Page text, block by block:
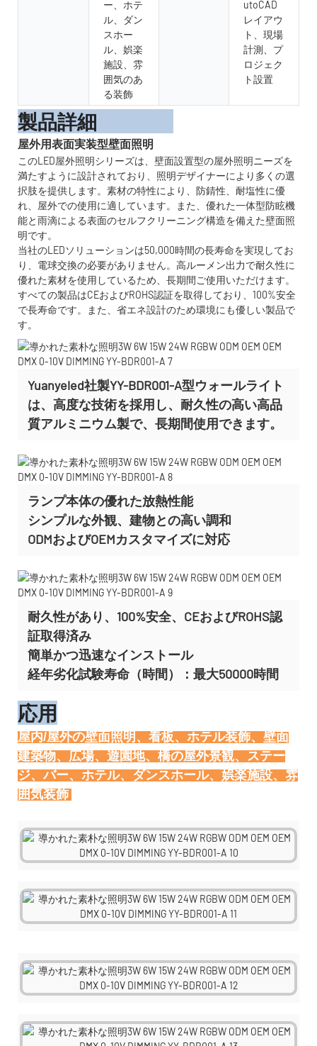
ー、ホテ
ル、ダン
スホー
ル、娯楽
施設、雰
囲気のあ
る装飾
utoCAD
レイアウ
ト、現場
計測、プ
ロジェク
ト設置
製品詳細
屋外用表面実装型壁面照明
このLED屋外照明シリーズは、壁面設置型の屋外照明ニーズを
満たすように設計されており、照明デザイナーにより多くの選
択肢を提供します。素材の特性により、防錆性、耐塩性に優
れ、屋外での使用に適しています。また、優れた一体型防眩機
能と雨滴による表面のセルフクリーニング構造を備えた壁面照
明です。
当社のLEDソリューションは50,000時間の長寿命を実現してお
り、電球交換の必要がありません。高ルーメン出力で耐久性に
優れた素材を使用しているため、長期間ご使用いただけます。
すべての製品はCEおよびROHS認証を取得しており、100%安全
で長寿命です。また、省エネ設計のため環境にも優しい製品で
す。
Yuanyeled社製YY-BDR001-A型ウォールライト
は、高度な技術を採用し、耐久性の高い高品
質アルミニウム製で、長期間使用できます。
ランプ本体の優れた放熱性能
シンプルな外観、建物との高い調和
ODMおよびOEMカスタマイズに対応
耐久性があり、100%安全、CEおよびROHS認
証取得済み
簡単かつ迅速なインストール
経年劣化試験寿命（時間）：最大50000時間
応用
屋内/屋外の壁面照明、看板、ホテル装飾、壁面
建築物、広場、遊園地、橋の屋外景観、ステー
ジ、バー、ホテル、ダンスホール、娯楽施設、雰
囲気装飾